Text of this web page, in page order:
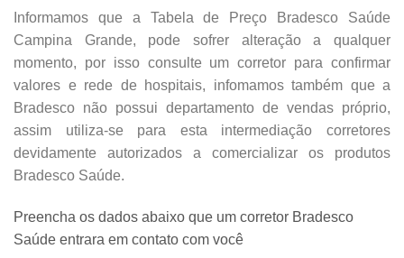
Informamos que a Tabela de Preço Bradesco Saúde
Campina Grande, pode sofrer alteração a qualquer
momento, por isso consulte um corretor para confirmar
valores e rede de hospitais, infomamos também que a
Bradesco não possui departamento de vendas próprio,
assim utiliza-se para esta intermediação corretores
devidamente autorizados a comercializar os produtos
Bradesco Saúde.
Preencha os dados abaixo que um corretor Bradesco
Saúde entrara em contato com você